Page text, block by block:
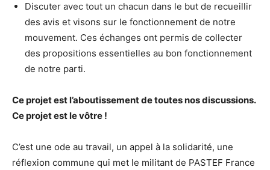
Discuter avec tout un chacun dans le but de recueillir
des avis et visons sur le fonctionnement de notre
mouvement. Ces échanges ont permis de collecter
des propositions essentielles au bon fonctionnement
de notre parti.
Ce projet est l’aboutissement de toutes nos discussions.
Ce projet est le vôtre !
C’est une ode au travail, un appel à la solidarité, une
réflexion commune qui met le militant de PASTEF France